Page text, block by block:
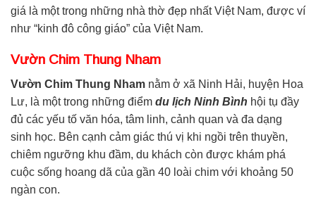
giá là một trong những nhà thờ đẹp nhất Việt Nam, được ví
như “kinh đô công giáo” của Việt Nam.
Vườn Chim Thung Nham
Vườn Chim Thung Nham nằm ở xã Ninh Hải, huyện Hoa
Lư, là một trong những điểm du lịch Ninh Bình hội tụ đầy
đủ các yếu tố văn hóa, tâm linh, cảnh quan và đa dạng
sinh học. Bên cạnh cảm giác thú vị khi ngồi trên thuyền,
chiêm ngưỡng khu đầm, du khách còn được khám phá
cuộc sống hoang dã của gần 40 loài chim với khoảng 50
ngàn con.